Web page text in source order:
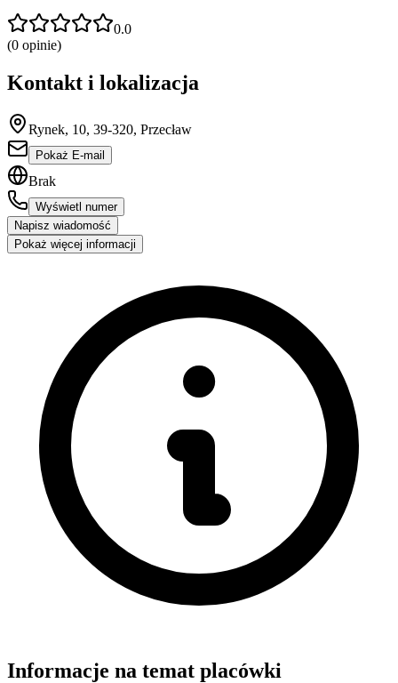
0.0
(0 opinie)
Kontakt i lokalizacja
Rynek, 10, 39-320, Przecław
Pokaż E-mail
Brak
Wyświetl numer
Napisz wiadomość
Pokaż więcej informacji
Informacje na temat placówki